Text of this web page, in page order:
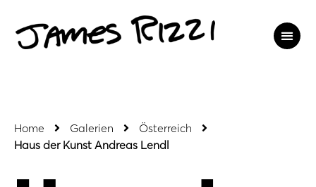
Home Galerien
Österreich
Haus der Kunst Andreas Lendl